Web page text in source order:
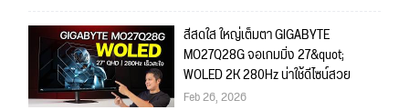
สีสดใส ใหญ่เต็มตา GIGABYTE
MO27Q28G จอเกมมิ่ง 27&quot;
WOLED 2K 280Hz น่าใช้ดีไซน์สวย
Feb 26, 2026